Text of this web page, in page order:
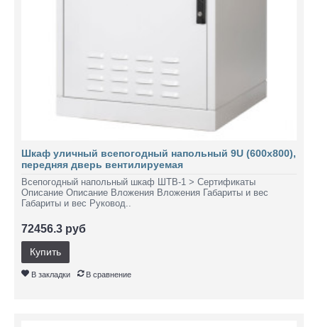
Шкаф уличный всепогодный напольный 9U (600х800),
передняя дверь вентилируемая
Всепогодный напольный шкаф ШТВ-1 > Сертификаты
Описание Описание Вложения Вложения Габариты и вес
Габариты и вес Руковод..
72456.3 руб
Купить
В закладки В сравнение